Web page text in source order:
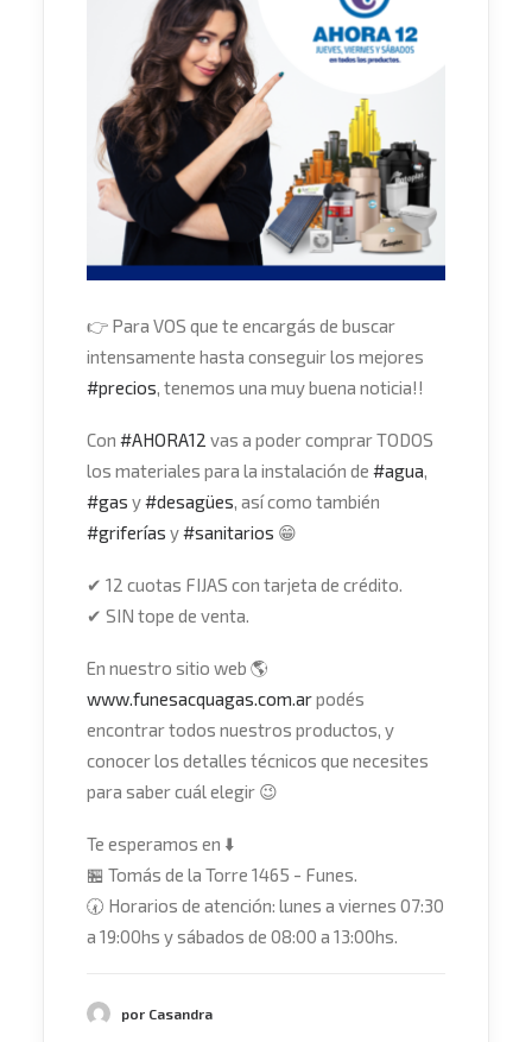
👉 Para VOS que te encargás de buscar
intensamente hasta conseguir los mejores
#precios, tenemos una muy buena noticia!!
Con #AHORA12 vas a poder comprar TODOS
los materiales para la instalación de #agua,
#gas y#desagües, así como también
#griferías y#sanitarios 😁
✔ 12 cuotas FIJAS con tarjeta de crédito.
✔ SIN tope de venta.
En nuestro sitio web 🌎
www.funesacquagas.com.arpodés
encontrar todos nuestros productos, y
conocer los detalles técnicos que necesites
para saber cuál elegir 😉
Te esperamos en ⬇️
🏪 Tomás de la Torre 1465 - Funes.
🕢 Horarios de atención: lunes a viernes 07:30
a 19:00hs y sábados de 08:00 a 13:00hs.
por Casandra